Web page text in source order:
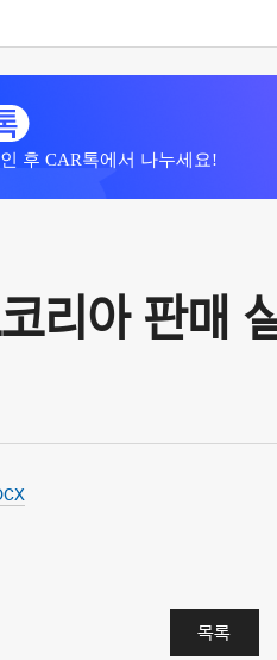
후 CAR톡에서 나누세요!
리아 판매
목록